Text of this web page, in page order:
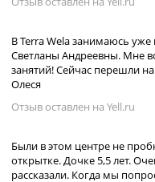
В Terra Wela занимаюсь
Светланы Андреевны. Мне
занятий! Сейчас перешли
Олеся
Отзыв оставлен на Yell.ru
Были в этом центре не
открытке. Дочке 5,5 лет.
рассказали. Когда мы